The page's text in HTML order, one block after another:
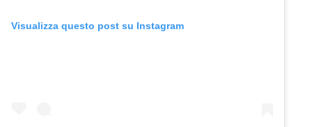
Visualizza questo post su Instagram